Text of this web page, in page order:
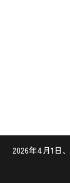
2026年4月1日、